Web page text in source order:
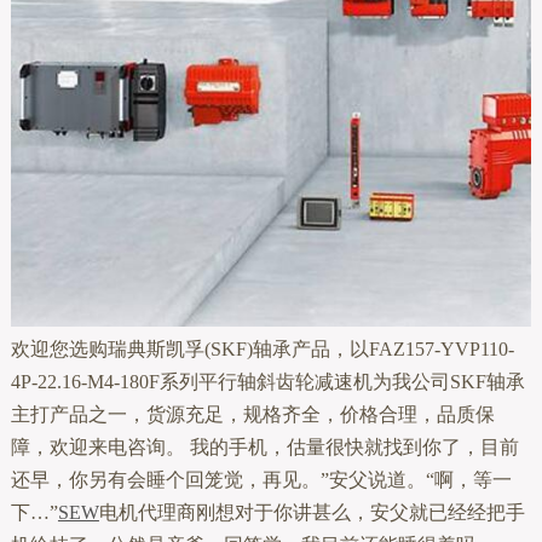
欢迎您选购瑞典斯凯孚(SKF)轴承产品，以FAZ157-YVP110-
4P-22.16-M4-180F系列平行轴斜齿轮减速机为我公司SKF轴承
主打产品之一，货源充足，规格齐全，价格合理，品质保
障，欢迎来电咨询。 我的手机，估量很快就找到你了，目前
还早，你另有会睡个回笼觉，再见。”安父说道。“啊，等一
下…”SEW电机代理商刚想对于你讲甚么，安父就已经经把手